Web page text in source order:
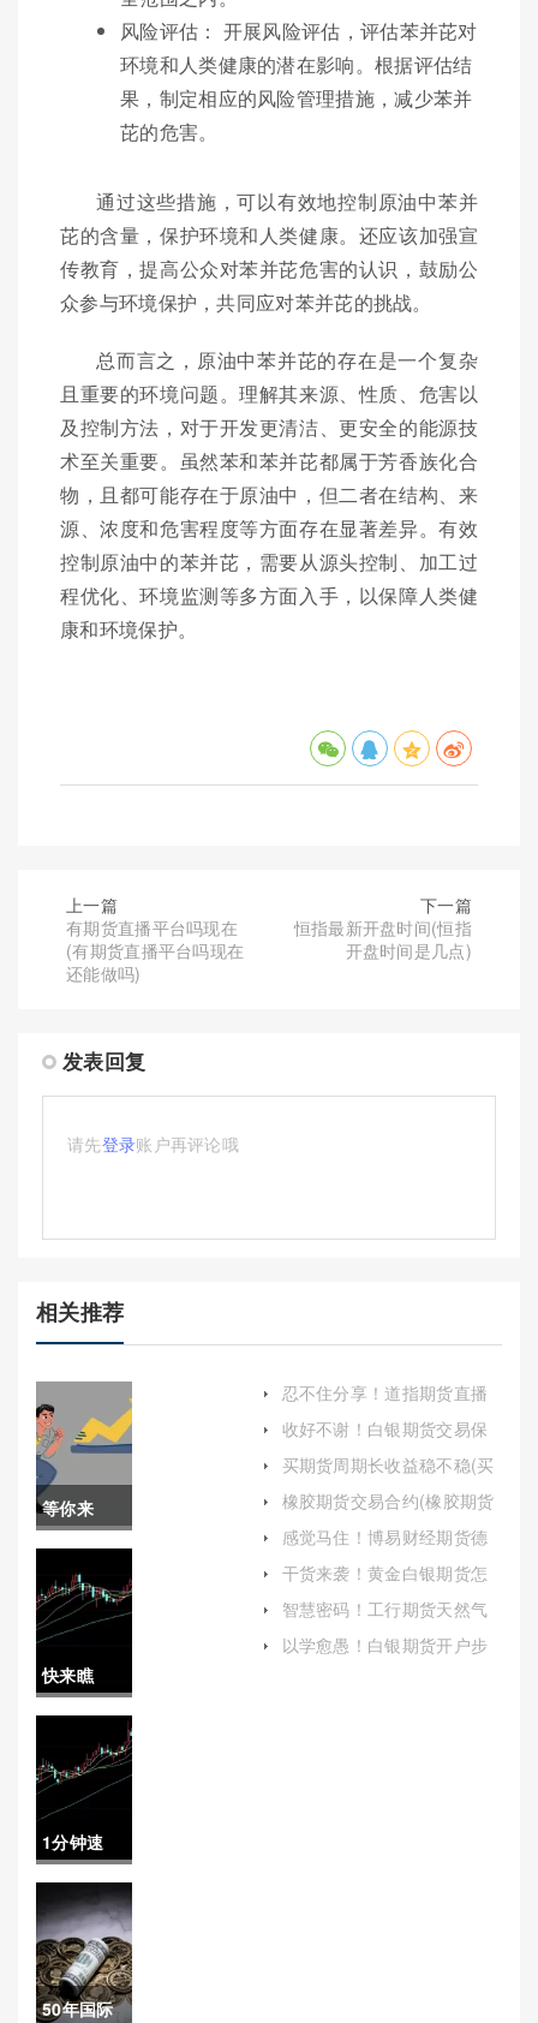
风险评估： 开展风险评估，评估苯并芘对
环境和人类健康的潜在影响。根据评估结
果，制定相应的风险管理措施，减少苯并
芘的危害。
通过这些措施，可以有效地控制原油中苯并
芘的含量，保护环境和人类健康。还应该加强宣
传教育，提高公众对苯并芘危害的认识，鼓励公
众参与环境保护，共同应对苯并芘的挑战。
总而言之，原油中苯并芘的存在是一个复杂
且重要的环境问题。理解其来源、性质、危害以
及控制方法，对于开发更清洁、更安全的能源技
术至关重要。虽然苯和苯并芘都属于芳香族化合
物，且都可能存在于原油中，但二者在结构、来
源、浓度和危害程度等方面存在显著差异。有效
控制原油中的苯并芘，需要从源头控制、加工过
程优化、环境监测等多方面入手，以保障人类健
康和环境保护。
上一篇
有期货直播平台吗现在
(有期货直播平台吗现在
还能做吗)
下一篇
恒指最新开盘时间(恒指
开盘时间是几点)
发表回复
请先登录账户再评论哦
相关推荐
等你来
学！eia原
油期货喊
单：全面
解析与策
快来瞧
瞧！股指
期货喊单
怎么回事
(帮助投资
者更好地
理解这一
现象)
1分钟速
看！恒指
期货反向
喊单：挑
50年国际
忍不住分享！道指期货直播
喊单：实时交易信号与市场
分析
收好不谢！白银期货交易保
证金(白银期货交易保证金多
少钱)
买期货周期长收益稳不稳(买
期货周期长收益稳不稳定)
橡胶期货交易合约(橡胶期货
交易合约是什么)
感觉马住！博易财经期货德
指直播喊单：专业指导与实
时互动的完美结合
干货来袭！黄金白银期货怎
样开户(期货黄金白银是否有
关联)
智慧密码！工行期货天然气
手续费（帮助你更好地理解
工行期货天然气手续费的相
以学愈愚！白银期货开户步